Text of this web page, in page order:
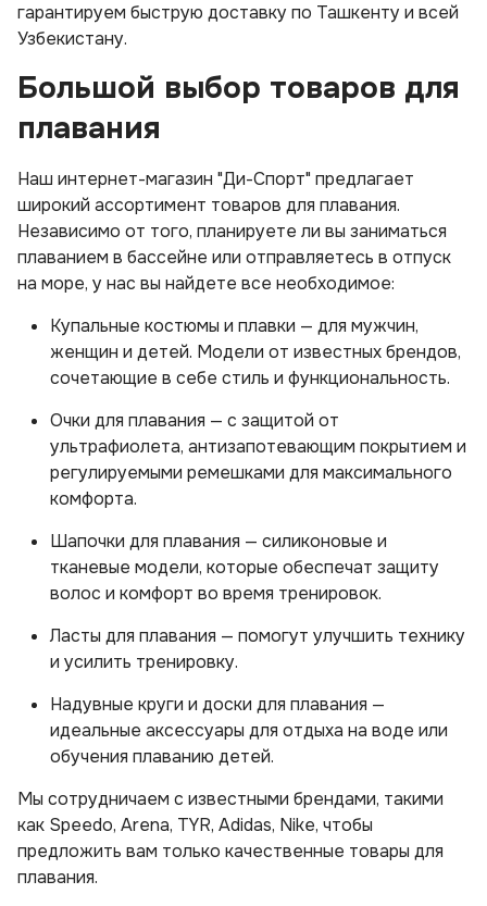
гарантируем быструю доставку по Ташкенту и всей
Узбекистану.
Большой выбор товаров для
плавания
Наш интернет-магазин "Ди-Спорт" предлагает
широкий ассортимент товаров для плавания.
Независимо от того, планируете ли вы заниматься
плаванием в бассейне или отправляетесь в отпуск
на море, у нас вы найдете все необходимое:
Купальные костюмы и плавки — для мужчин,
женщин и детей. Модели от известных брендов,
сочетающие в себе стиль и функциональность.
Очки для плавания — с защитой от
ультрафиолета, антизапотевающим покрытием и
регулируемыми ремешками для максимального
комфорта.
Шапочки для плавания — силиконовые и
тканевые модели, которые обеспечат защиту
волос и комфорт во время тренировок.
Ласты для плавания — помогут улучшить технику
и усилить тренировку.
Надувные круги и доски для плавания —
идеальные аксессуары для отдыха на воде или
обучения плаванию детей.
Мы сотрудничаем с известными брендами, такими
как Speedo, Arena, TYR, Adidas, Nike, чтобы
предложить вам только качественные товары для
плавания.